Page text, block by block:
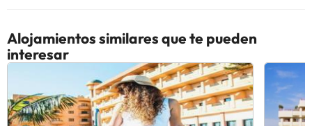
Alojamientos similares que te pueden
interesar